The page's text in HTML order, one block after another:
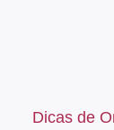
Dicas de